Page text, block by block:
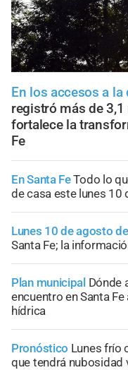
En los accesos a la
registró más de
fortalece la
Fe
En Santa FeTodo lo
de casa este lunes 10
Lunes 10 de agosto
Santa Fe; la
Plan municipal Dónde
encuentro en Santa
hídrica
Pronóstico Lunes frío
que tendrá nubosidad